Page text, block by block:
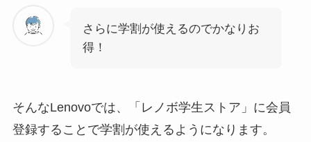
さらに学割が使えるのでかなりお
得！
そんなLenovoでは、「 レノボ学生ストア 」に会員
登録することで学割が使えるようになります。